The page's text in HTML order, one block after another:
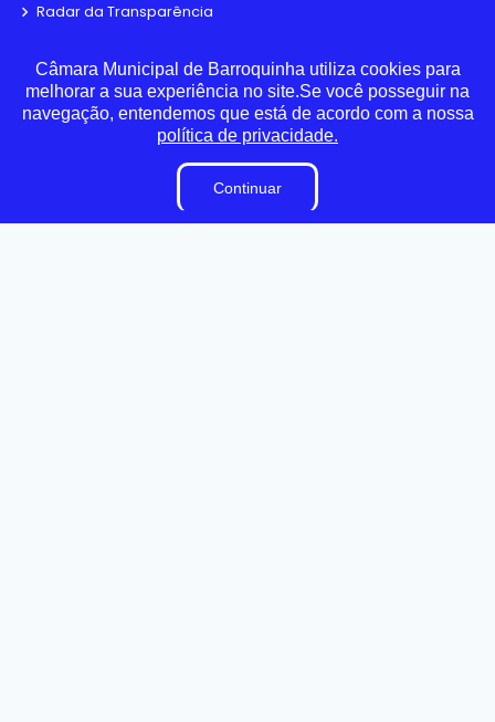
Radar da Transparência
Estagiários
Perguntas e Respostas
Sigilo de Documentos
Fiscal de Contrato
Câmara Municipal de Barroquinha utiliza cookies para
melhorar a sua experiência no site.Se você posseguir na
navegação, entendemos que está de acordo com a nossa
política de privacidade.
Continuar